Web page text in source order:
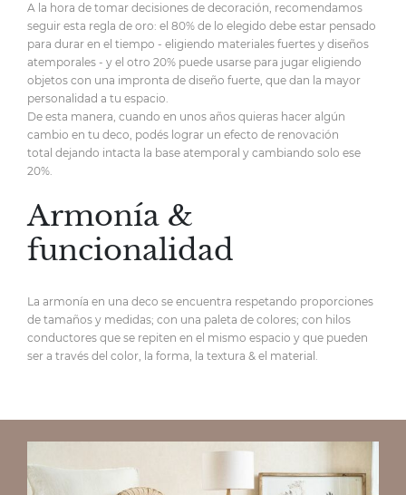
A la hora de tomar decisiones de decoración, recomendamos
seguir esta regla de oro: el 80% de lo elegido debe estar pensado
para durar en el tiempo - eligiendo materiales fuertes y diseños
atemporales - y el otro 20% puede usarse para jugar eligiendo
objetos con una impronta de diseño fuerte, que dan la mayor
personalidad a tu espacio.
De esta manera, cuando en unos años quieras hacer algún
cambio en tu deco, podés lograr un efecto de renovación
total dejando intacta la base atemporal y cambiando solo ese
20%.
Armonía &
funcionalidad
La armonía en una deco se encuentra respetando proporciones
de tamaños y medidas; con una paleta de colores; con hilos
conductores que se repiten en el mismo espacio y que pueden
ser a través del color, la forma, la textura & el material.